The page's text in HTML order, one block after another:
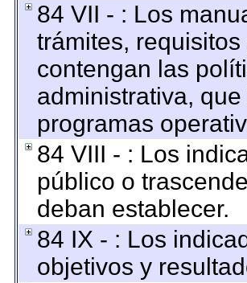
84 VII - : Los
trámites,
contengan las
administrativa,
programas
84 VIII - : Los
público o
deban establecer.
84 IX - : Los
objetivos y